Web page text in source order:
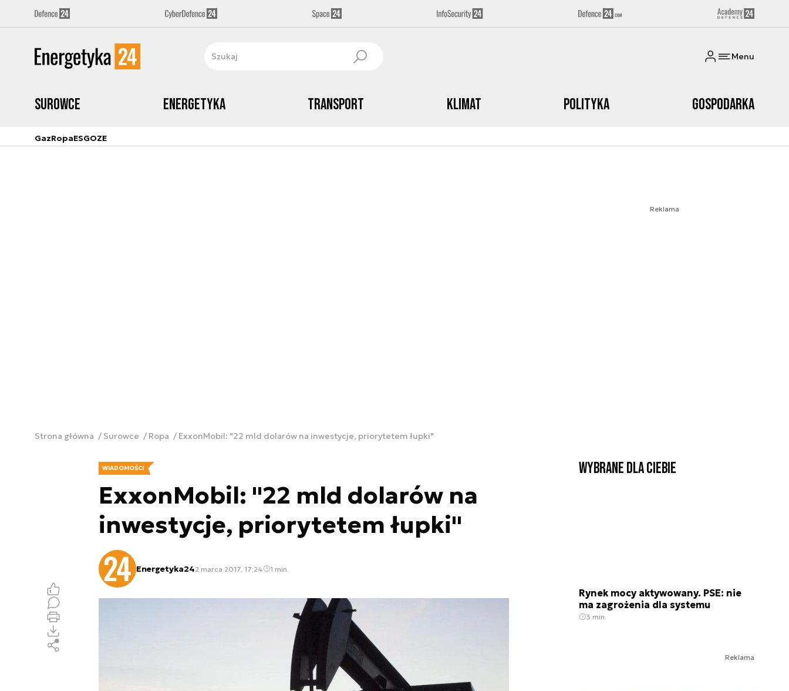
Menu
Surowce Energetyka Transport Klimat Polityka Gospodarka
GazRopaESGOZE
Reklama
Strona główna Surowce Ropa ExxonMobil: "22 mld dolarów na inwestycje, priorytetem łupki"
WIADOMOŚCI
ExxonMobil: "22 mld dolarów na
inwestycje, priorytetem łupki"
Energetyka242 marca 2017, 17:24 1 min.
Wybrane dla Ciebie
Rynek mocy aktywowany. PSE: nie
ma zagrożenia dla systemu
3 min.
Reklama